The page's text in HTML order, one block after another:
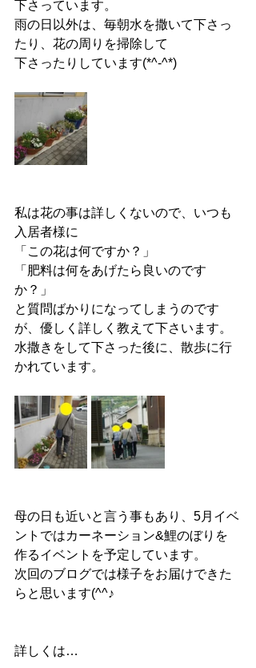
下さっています。
雨の日以外は、毎朝水を撒いて下さっ
たり、花の周りを掃除して
下さったりしています(*^-^*)
私は花の事は詳しくないので、いつも
入居者様に
「この花は何ですか？」
「肥料は何をあげたら良いのです
か？」
と質問ばかりになってしまうのです
が、優しく詳しく教えて下さいます。
水撒きをして下さった後に、散歩に行
かれています。
母の日も近いと言う事もあり、5月イベ
ントではカーネーション&鯉のぼりを
作るイベントを予定しています。
次回のブログでは様子をお届けできた
らと思います(^^♪
詳しくは…